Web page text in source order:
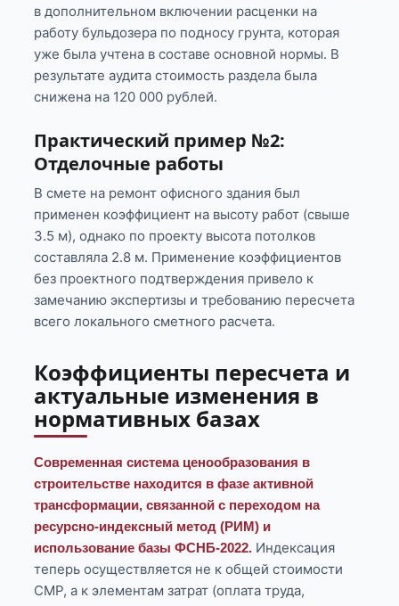
в дополнительном включении расценки на
работу бульдозера по подносу грунта, которая
уже была учтена в составе основной нормы. В
результате аудита стоимость раздела была
снижена на 120 000 рублей.
Практический пример №2:
Отделочные работы
В смете на ремонт офисного здания был
применен коэффициент на высоту работ (свыше
3.5 м), однако по проекту высота потолков
составляла 2.8 м. Применение коэффициентов
без проектного подтверждения привело к
замечанию экспертизы и требованию пересчета
всего локального сметного расчета.
Коэффициенты пересчета и
актуальные изменения в
нормативных базах
Современная система ценообразования в
строительстве находится в фазе активной
трансформации, связанной с переходом на
ресурсно-индексный метод (РИМ) и
использование базы ФСНБ-2022. Индексация
теперь осуществляется не к общей стоимости
СМР, а к элементам затрат (оплата труда,